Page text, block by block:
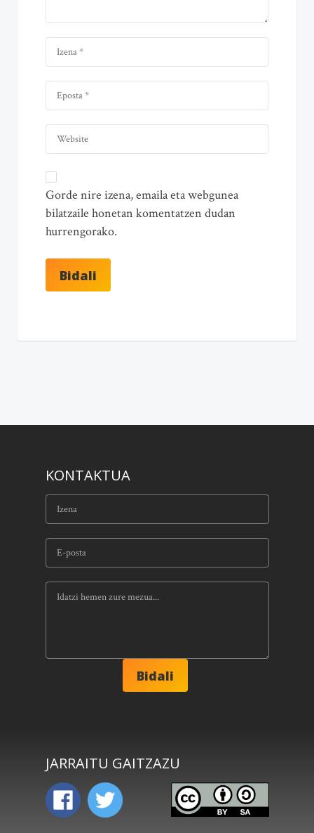
Gorde nire izena, emaila eta webgunea
bilatzaile honetan komentatzen dudan
hurrengorako.
KONTAKTUA
JARRAITU GAITZAZU